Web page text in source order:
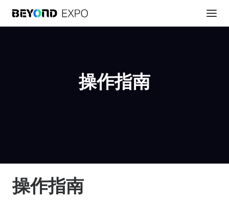
操作指南
操作指南